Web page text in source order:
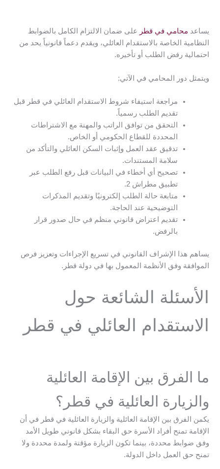
يساعد محامي في قطر على ضمان الالتزام الكامل بالضوابط
النظامية الخاصة بالاستقدام العائلي، ويقدم دعماً قانونياً يحد من
احتمالية رفض الطلب أو تأخيره.
ويتمثل دور المحامي في الآتي:
مراجعة استيفاء شروط الاستقدام العائلي في قطر قبل
تقديم الطلب رسمياً.
التحقق من توافق الراتب والمهنة مع الاشتراطات
المحددة للقطاع الحكومي أو الخاص.
تدقيق عقد العمل وإثبات السكن العائلي والتأكد من
سلامة المستندات.
تصحيح أي أخطاء في البيانات قبل رفع الطلب عبر
تطبيق مطراش 2.
متابعة حالة الطلب إلكترونيًا وتقديم المذكرات
التوضيحية عند الحاجة.
تقديم اعتراض قانوني منظم في حال صدور قرار
بالرفض.
يساهم هذا الإشراف القانوني في تسريع الإجراءات وتعزيز فرص
الموافقة وفق الأنظمة المعمول بها في دولة قطر.
الأسئلة الشائعة حول
الاستقدام العائلي في قطر
ما الفرق بين الإقامة العائلية
والزيارة العائلية في قطر؟
يكمن الفرق بين الإقامة العائلية والزيارة العائلية في قطر في أن
الإقامة تمنح أفراد الأسرة حق البقاء بشكل قانوني طويل الأمد
وفق ضوابط محددة، بينما تكون الزيارة مؤقتة ولمدة محددة ولا
تمنح حق العمل داخل الدولة.